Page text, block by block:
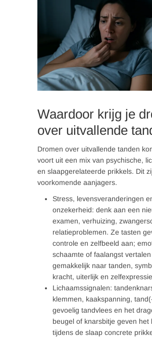
Waardoor krijg je
over uitvallende
Dromen over uitvallende tanden
voort uit een mix van psychische,
en slaapgerelateerde prikkels. Dit
voorkomende aanjagers.
Stress, levensveranderingen
onzekerheid: denk aan een
examen, verhuizing,
relatieproblemen. Ze tasten
controle en zelfbeeld aan;
schaamte of faalangst vertalen
gemakkelijk naar tanden,
kracht, uiterlijk en
Lichaamssignalen:
klemmen, kaakspanning,
gevoelig tandvlees en het
beugel of knarsbitje geven het
tijdens de slaap concrete